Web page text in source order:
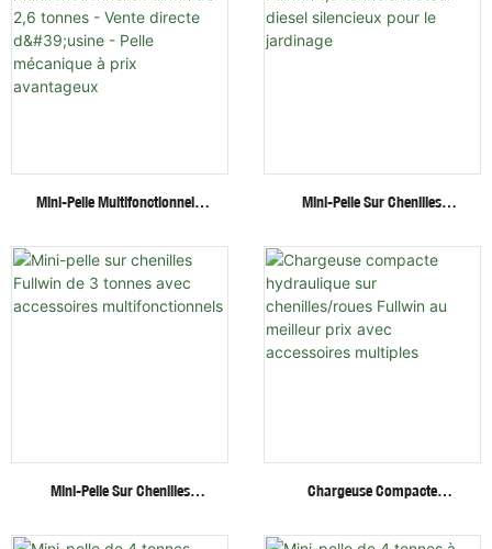
Mini-Pelle Multifonctionnelle
Directe D'usine - Pelle
Mécanique À Prix Avantageux
Mini-Pelle Sur Chenilles
Diesel Silencieux Pour Le
Jardinage
Mini-Pelle Sur Chenilles
Accessoires Multifonctionnels
Chargeuse Compacte
Chenilles/roues Fullwin Au